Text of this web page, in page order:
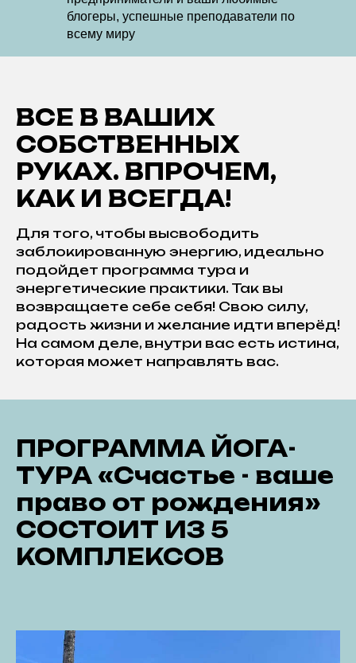
блогеры, успешные преподаватели по
всему миру
ВСЕ В ВАШИХ
СОБСТВЕННЫХ
РУКАХ. ВПРОЧЕМ,
КАК И ВСЕГДА!
Для того, чтобы высвободить
заблокированную энергию, идеально
подойдет программа тура и
энергетические практики. Так вы
возвращаете себе себя! Свою силу,
радость жизни и желание идти вперёд!
На самом деле, внутри вас есть истина,
которая может направлять вас.
ПРОГРАММА ЙОГА-
ТУРА «Счастье - ваше
право от рождения»
СОСТОИТ ИЗ 5
КОМПЛЕКСОВ